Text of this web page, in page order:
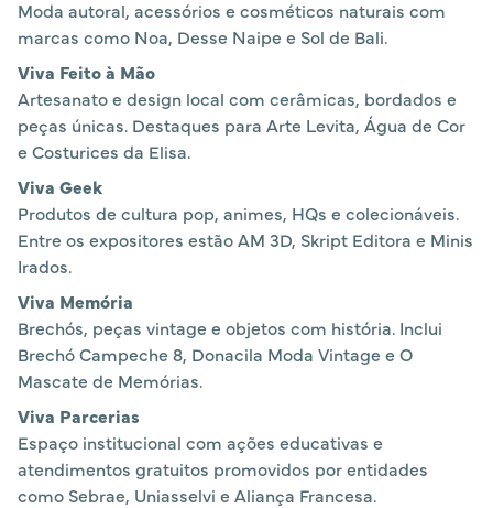
Moda autoral, acessórios e cosméticos naturais com
marcas como Noa, Desse Naipe e Sol de Bali.
Viva Feito à Mão
Artesanato e design local com cerâmicas, bordados e
peças únicas. Destaques para Arte Levita, Água de Cor
e Costurices da Elisa.
Viva Geek
Produtos de cultura pop, animes, HQs e colecionáveis.
Entre os expositores estão AM 3D, Skript Editora e Minis
Irados.
Viva Memória
Brechós, peças vintage e objetos com história. Inclui
Brechó Campeche 8, Donacila Moda Vintage e O
Mascate de Memórias.
Viva Parcerias
Espaço institucional com ações educativas e
atendimentos gratuitos promovidos por entidades
como Sebrae, Uniasselvi e Aliança Francesa.